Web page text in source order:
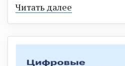
Читать далее